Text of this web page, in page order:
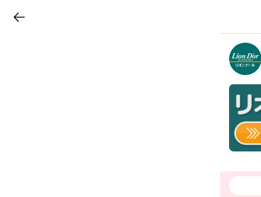
B
n
c
h
T